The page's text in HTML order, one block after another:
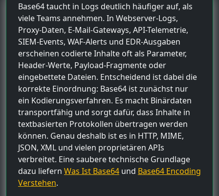
Base64 taucht in Logs deutlich häufiger auf, als
viele Teams annehmen. In Webserver-Logs,
Proxy-Daten, E-Mail-Gateways, API-Telemetrie,
SIEM-Events, WAF-Alerts und EDR-Ausgaben
erscheinen codierte Inhalte oft als Parameter,
Header-Werte, Payload-Fragmente oder
eingebettete Dateien. Entscheidend ist dabei die
korrekte Einordnung: Base64 ist zunächst nur
ein Kodierungsverfahren. Es macht Binärdaten
transportfähig und sorgt dafür, dass Inhalte in
textbasierten Protokollen übertragen werden
können. Genau deshalb ist es in HTTP, MIME,
JSON, XML und vielen proprietären APIs
verbreitet. Eine saubere technische Grundlage
dazu liefern Was Ist Base64 und Base64 Encoding
Verstehen.